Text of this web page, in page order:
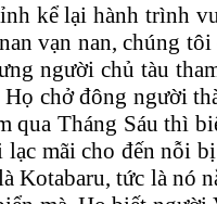
kể lại hành
vạn nan, chúng
người chủ tàu
chở đông người
Tháng Sáu thì
mãi cho đến nỗi
tức là nó